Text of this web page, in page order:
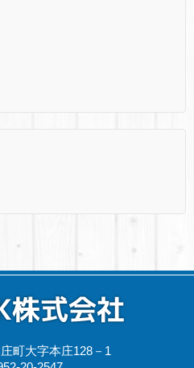
町大字本庄128－1